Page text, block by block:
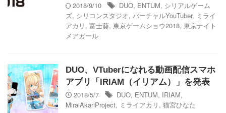
2018/9/10
DUO, ENTUM, シリアルゲーム
ズ, シリコンスタジオ, バーチャルYouTuber, ミライ
アカリ , 富士葵, 東京ゲームショウ2018, 東京ナイト
メアガール
DUO、VTuberになれる動画配信スマホ
アプリ「IRIAM（イリアム）」を発表
2018/5/7
DUO, ENTUM, IRIAM,
MiraiAkariProject, ミライアカリ , 猫宮ひなた